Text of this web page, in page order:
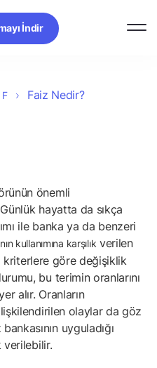
İndir
F Faiz Nedir?
önemli
hayatta da sıkça
ile banka ya da benzeri
kullanımına karşılık verilen
kriterlere göre değişiklik
bu terimin oranlarını
alır. Oranların
olaylar da göz
uyguladığı
verilebilir.